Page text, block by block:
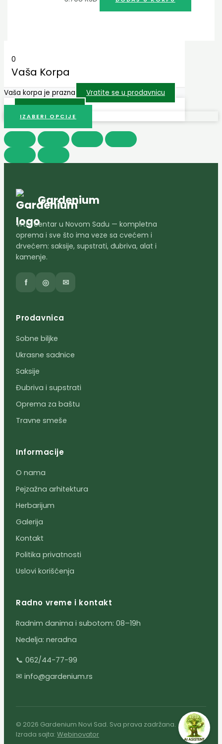
0
Vaša Korpa
Vaša korpa je prazna Vratite se u prodavnicu
IZABERI OPCIJE
Gardenium
Vrtni centar u Novom Sadu — kompletna
oprema i sve što ima veze sa cvećem i
drvećem: saksije, supstrati, đubriva, alat i
kamenje.
f ◎ ✉
Prodavnica
Sobne biljke
Ukrasne sadnice
Saksije
Đubriva i supstrati
Oprema za baštu
Travne smeše
Informacije
O nama
Pejzažna arhitektura
Herbarijum
Galerija
Kontakt
Politika privatnosti
Uslovi korišćenja
Radno vreme i kontakt
Radnim danima i subotom: 08–19h
Nedelja: neradna
📞 062/44-77-99
✉ info@gardenium.rs
© 2026 Gardenium Novi Sad. Sva prava zadržana.
Izrada sajta: Webinovator